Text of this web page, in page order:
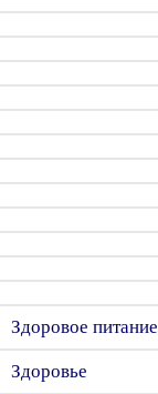
Здоровое питание
Здоровье